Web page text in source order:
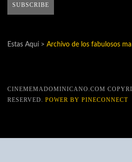
Estas Aquí > Archivo de los fabulosos
CINEMEMADOMINICANO.COM
RESERVED. POWER BY PINECONNECT